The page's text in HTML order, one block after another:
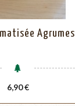
Agrumes
Prix
6,90 €